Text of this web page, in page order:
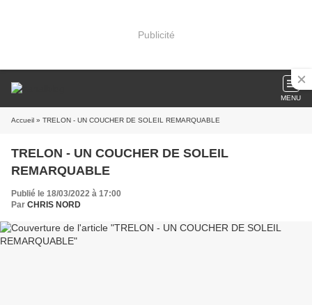
Publicité
MENU
Accueil » TRELON - UN COUCHER DE SOLEIL REMARQUABLE
TRELON - UN COUCHER DE SOLEIL
REMARQUABLE
Publié le 18/03/2022 à 17:00
Par CHRIS NORD